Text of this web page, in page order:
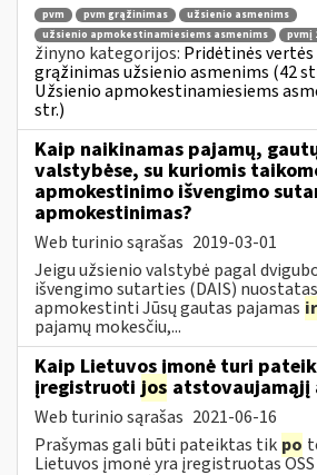
pvm pvm grąžinimas
užsienio asmenims
užsienio apmokestinamiesiems asmenims
pvmį
žinyno kategorijos: Pridėtinės vertės
grąžinimas užsienio asmenims (42
Užsienio apmokestinamiesiems
str.)
Kaip naikinamas pajamų,
valstybėse, su kuriomis
apmokestinimo išvengimo
apmokestinimas?
Web turinio sąrašas 2019-03-01
Jeigu užsienio valstybė pagal
išvengimo sutarties (DAIS)
apmokestinti Jūsų gautas pajamas ir
pajamų mokesčiu,...
Kaip Lietuvos įmonė turi
įregistruoti jos atstovaujamąjį
Web turinio sąrašas 2021-06-16
Prašymas gali būti pateiktas tik po
Lietuvos įmonė yra įregistruotas